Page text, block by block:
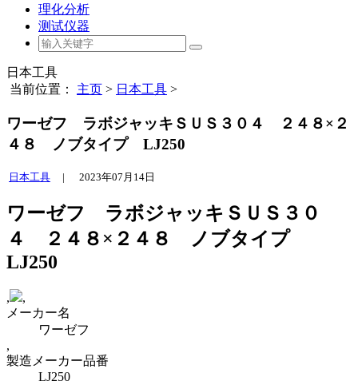
理化分析
测试仪器
日本工具
当前位置： 主页 > 日本工具 >
ワーゼフ ラボジャッキＳＵＳ３０４ ２４８×２
４８ ノブタイプ LJ250
日本工具 | 2023年07月14日
ワーゼフ ラボジャッキＳＵＳ３０
４ ２４８×２４８ ノブタイプ
LJ250
,
,
メーカー名
ワーゼフ
,
製造メーカー品番
LJ250